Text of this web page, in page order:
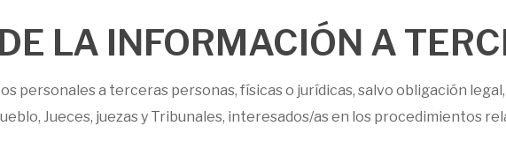
LA INFORMACIÓN A
personales a terceras personas, físicas o jurídicas, salvo obligación
Jueces, juezas y Tribunales, interesados/as en los procedimientos